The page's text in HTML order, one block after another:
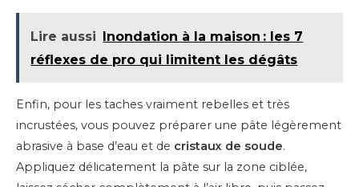
Lire aussi Inondation à la maison : les 7
réflexes de pro qui limitent les dégâts
Enfin, pour les taches vraiment rebelles et très
incrustées, vous pouvez préparer une pâte légèrement
abrasive à base d’eau et de cristaux de soude.
Appliquez délicatement la pâte sur la zone ciblée,